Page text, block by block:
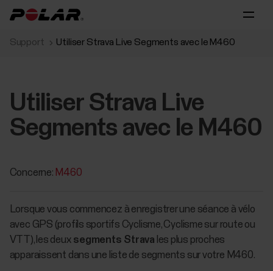
Support Utiliser Strava Live Segments avec le M460
Utiliser Strava Live
Segments avec le M460
Concerne: M460
Lorsque vous commencez à enregistrer une séance à vélo
avec GPS (profils sportifs Cyclisme, Cyclisme sur route ou
VTT), les deuxsegments Strava les plus proches
apparaissent dans une liste de segments sur votre M460.